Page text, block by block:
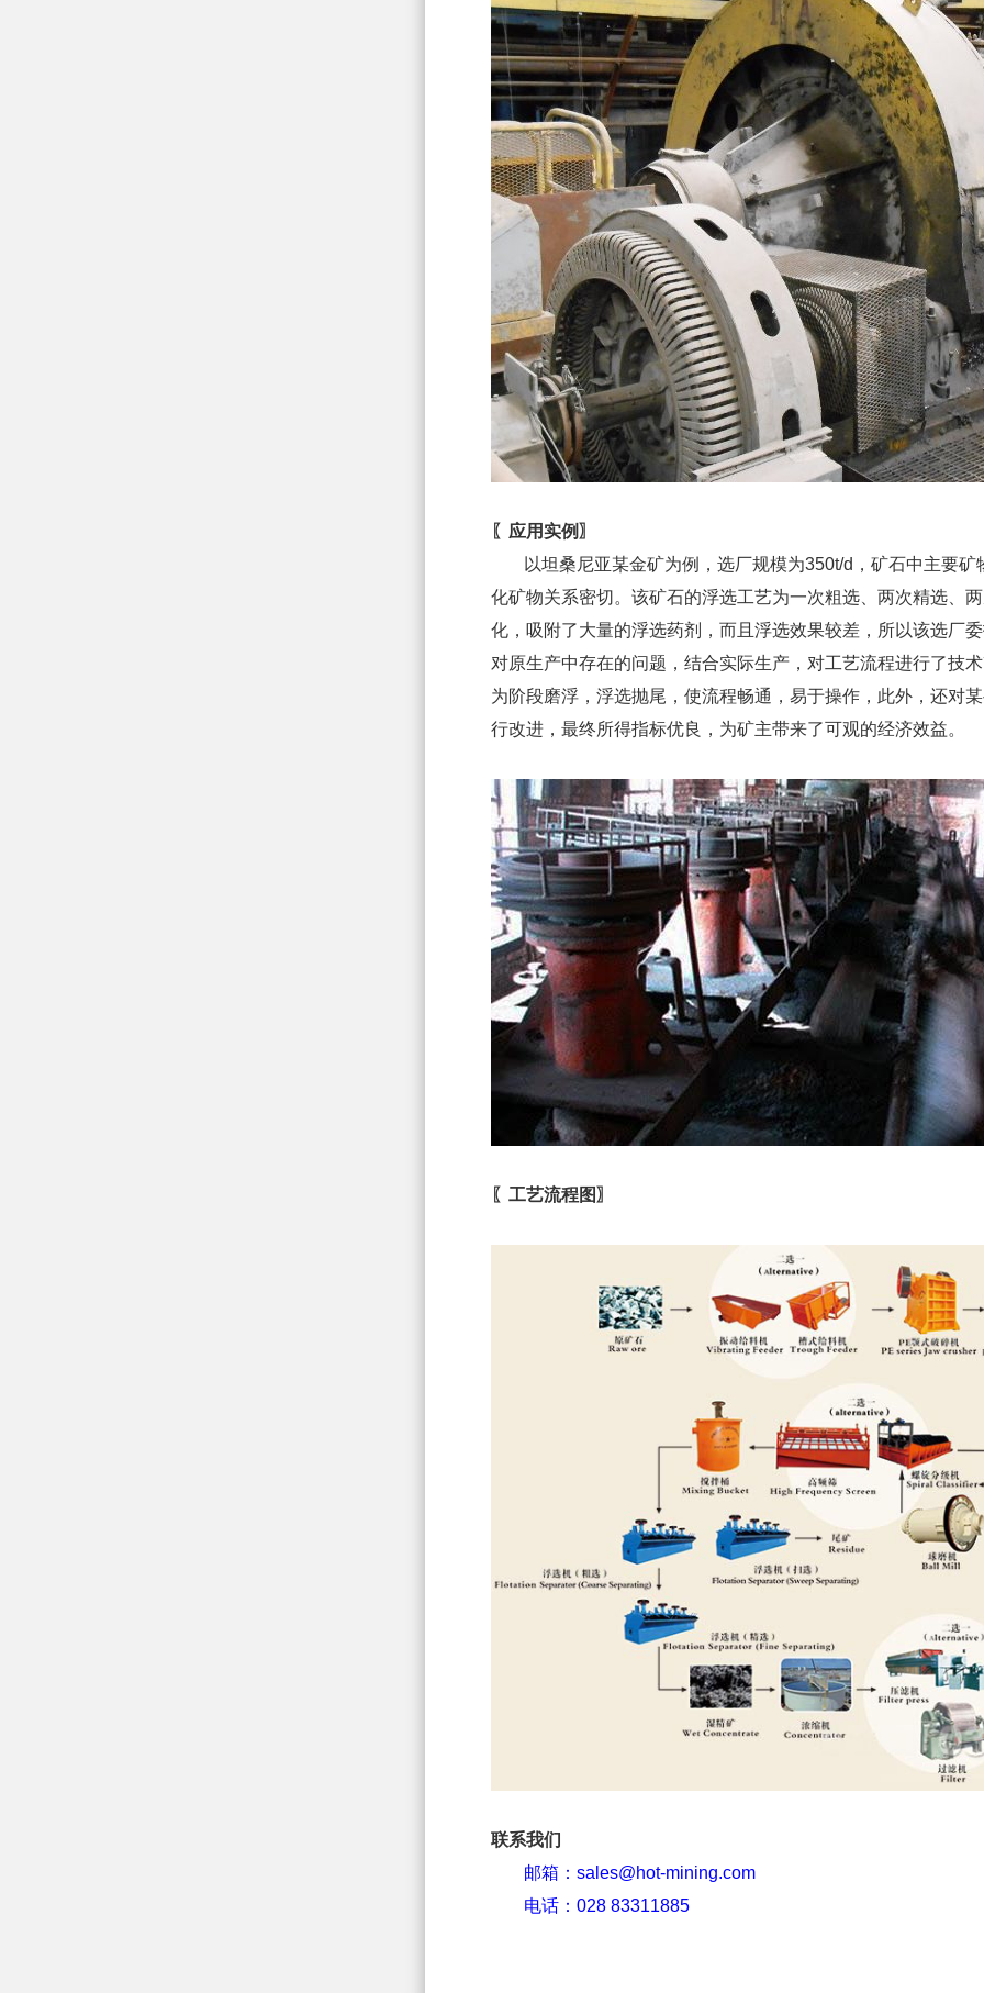
〖应用实例〗
以坦桑尼亚某金矿为例，选厂规模为350t/d，矿石中主要
化矿物关系密切。该矿石的浮选工艺为一次粗选、两次精选、
化，吸附了大量的浮选药剂，而且浮选效果较差，所以该选厂
对原生产中存在的问题，结合实际生产，对工艺流程进行了技
为阶段磨浮，浮选抛尾，使流程畅通，易于操作，此外，还对
行改进，最终所得指标优良，为矿主带来了可观的经济效益。
〖工艺流程图〗
联系我们
邮箱：sales@hot-mining.com
电话：028 83311885